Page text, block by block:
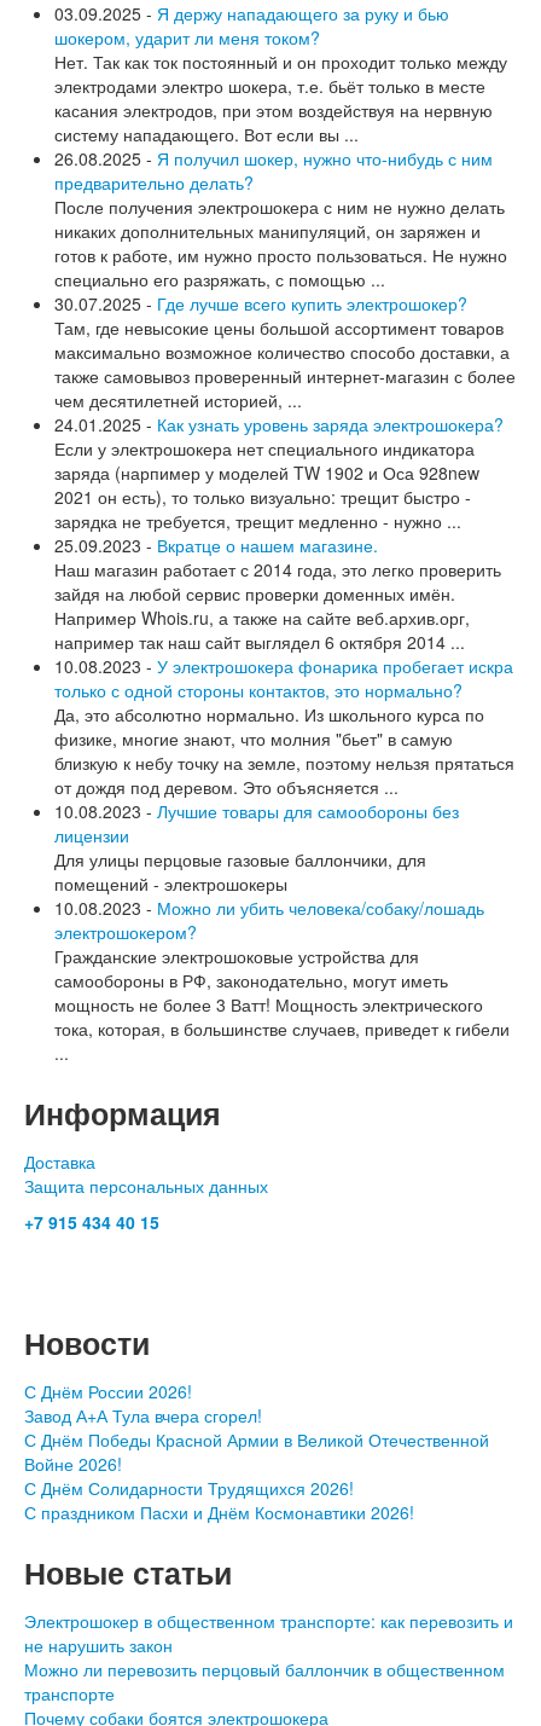
03.09.2025 - Я держу нападающего за руку и бью
шокером, ударит ли меня током?
Нет. Так как ток постоянный и он проходит только между
электродами электро шокера, т.е. бьёт только в месте
касания электродов, при этом воздействуя на нервную
систему нападающего. Вот если вы ...
26.08.2025 - Я получил шокер, нужно что-нибудь с ним
предварительно делать?
После получения электрошокера с ним не нужно делать
никаких дополнительных манипуляций, он заряжен и
готов к работе, им нужно просто пользоваться. Не нужно
специально его разряжать, с помощью ...
30.07.2025 - Где лучше всего купить электрошокер?
Там, где невысокие цены большой ассортимент товаров
максимально возможное количество способо доставки, а
также самовывоз проверенный интернет-магазин с более
чем десятилетней историей, ...
24.01.2025 - Как узнать уровень заряда электрошокера?
Если у электрошокера нет специального индикатора
заряда (нарпимер у моделей TW 1902 и Оса 928new
2021 он есть), то только визуально: трещит быстро -
зарядка не требуется, трещит медленно - нужно ...
25.09.2023 - Вкратце о нашем магазине.
Наш магазин работает с 2014 года, это легко проверить
зайдя на любой сервис проверки доменных имён.
Например Whois.ru, а также на сайте веб.архив.орг,
например так наш сайт выглядел 6 октября 2014 ...
10.08.2023 - У электрошокера фонарика пробегает искра
только с одной стороны контактов, это нормально?
Да, это абсолютно нормально. Из школьного курса по
физике, многие знают, что молния "бьет" в самую
близкую к небу точку на земле, поэтому нельзя прятаться
от дождя под деревом. Это объясняется ...
10.08.2023 - Лучшие товары для самообороны без
лицензии
Для улицы перцовые газовые баллончики, для
помещений - электрошокеры
10.08.2023 - Можно ли убить человека/собаку/лошадь
электрошокером?
Гражданские электрошоковые устройства для
самообороны в РФ, законодательно, могут иметь
мощность не более 3 Ватт! Мощность электрического
тока, которая, в большинстве случаев, приведет к гибели
...
Информация
Доставка
Защита персональных данных
+7 915 434 40 15
Новости
С Днём России 2026!
Завод А+А Тула вчера сгорел!
С Днём Победы Красной Армии в Великой Отечественной
Войне 2026!
С Днём Солидарности Трудящихся 2026!
С праздником Пасхи и Днём Космонавтики 2026!
Новые статьи
Электрошокер в общественном транспорте: как перевозить и
не нарушить закон
Можно ли перевозить перцовый баллончик в общественном
транспорте
Почему собаки боятся электрошокера